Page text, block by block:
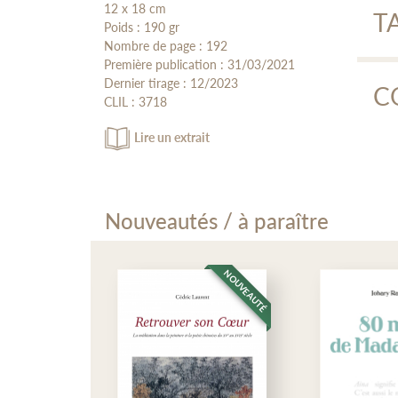
12 x 18 cm
Poids : 190 gr
Nombre de page : 192
Première publication : 31/03/2021
Dernier tirage : 12/2023
CLIL : 3718
Lire un extrait
a
Nouveautés / à paraître